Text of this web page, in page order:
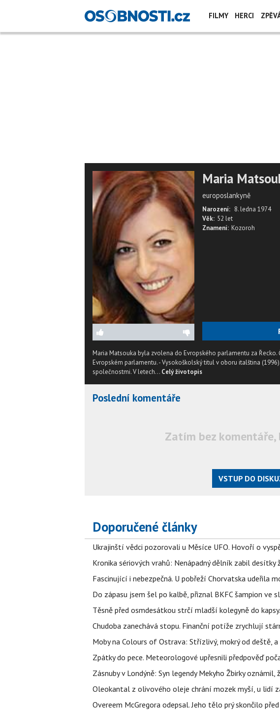
FILMY HERCI
Maria
europoslankyně
Narození: 8. ledna 1974
Věk: 52 let
Znamení: Kozoroh
Maria Matsouka byla zvolena do Evropského parlamentu za
Evropském parlamentu. - Vysokoškolský titul v oboru italština
společnostmi. V letech... Celý životopis
Poslední komentáře
Zatím bez
VSTUP DO
Doporučené články
Ukrajinští vědci pozorovali u Měsíce UFO. Hovoří o
Kronika sériových vrahů: Nenápadný dělník zabil
Fascinující i nebezpečná. U pobřeží Chorvatska udeřila
Do zápasu jsem šel po kalbě, přiznal BKFC šampion ve
Těsně před osmdesátkou strčí mladší kolegyně do
Chudoba zanechává stopu. Finanční potíže zrychlují
Moby na Colours of Ostrava: Střízlivý, mokrý od deště,
Zpátky do pece. Meteorologové upřesnili předpověď
Zásnuby v Londýně: Syn legendy Mekyho Žbirky oznámil,
Oleokantal z olivového oleje chrání mozek myší, u lidí
Overeem McGregora odepsal. Jeho tělo prý skončilo